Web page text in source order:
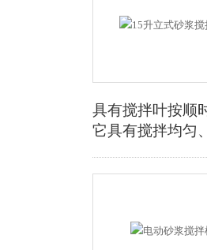
具有搅拌叶按顺
它具有搅拌均匀